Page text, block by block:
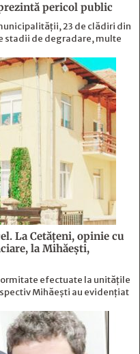
pericol public
23 de clădiri din
stadii de degradare, multe
La Cetăţeni, opinie cu
la Mihăeşti,
efectuate la unitățile
Mihăești au evidențiat